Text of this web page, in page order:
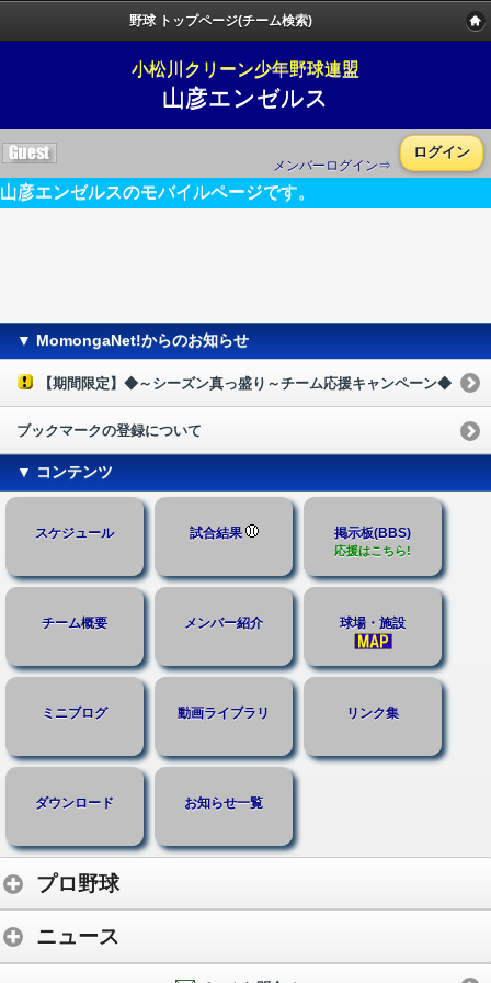
野球 トップページ(チーム検索)
小松川クリーン少年野球連盟
山彦エンゼルス
メンバーログイン⇒
ログイン
山彦エンゼルスのモバイルページです。
▼ MomongaNet!からのお知らせ
【期間限定】◆～シーズン真っ盛り～チーム応援キャンペーン◆
ブックマークの登録について
▼ コンテンツ
スケジュール 試合結果 掲示板(BBS)
応援はこちら!
チーム概要 メンバー紹介 球場・施設
ミニブログ 動画ライブラリ リンク集
ダウンロード お知らせ一覧
プロ野球
ニュース